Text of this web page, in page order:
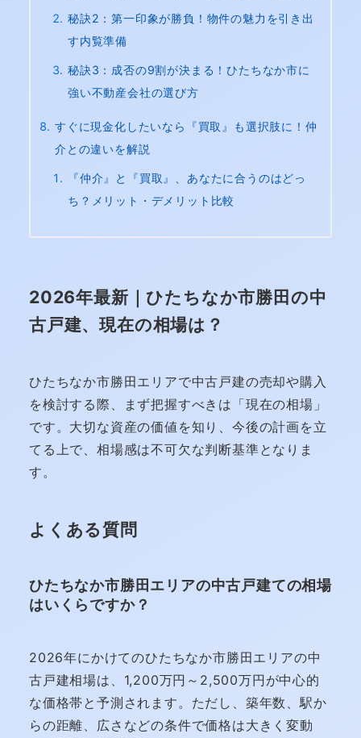
秘訣2：第一印象が勝負！物件の魅力を引き出
す内覧準備
秘訣3：成否の9割が決まる！ひたちなか市に
強い不動産会社の選び方
すぐに現金化したいなら『買取』も選択肢に！仲
介との違いを解説
『仲介』と『買取』、あなたに合うのはどっ
ち？メリット・デメリット比較
2026年最新｜ひたちなか市勝田の中
古戸建、現在の相場は？
ひたちなか市勝田エリアで中古戸建の売却や購入
を検討する際、まず把握すべきは「現在の相場」
です。大切な資産の価値を知り、今後の計画を立
てる上で、相場感は不可欠な判断基準となりま
す。
よくある質問
ひたちなか市勝田エリアの中古戸建ての相場
はいくらですか？
2026年にかけてのひたちなか市勝田エリアの中
古戸建相場は、1,200万円～2,500万円が中心的
な価格帯と予測されます。ただし、築年数、駅か
らの距離、広さなどの条件で価格は大きく変動